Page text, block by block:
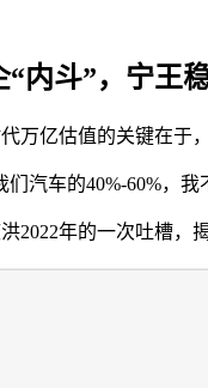
“内斗”，宁王
万亿估值的关键在于
们汽车的40%-60%，
2022年的一次吐槽